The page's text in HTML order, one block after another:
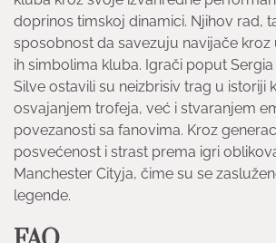
doprinos timskoj dinamici. Njihov rad,
sposobnost da savezuju navijače kroz
ih simbolima kluba. Igrači poput
Silve ostavili su neizbrisiv trag u istoriji
osvajanjem trofeja, već i stvaranjem
povezanosti sa fanovima. Kroz
posvećenost i strast prema igri
Manchester Cityja, čime su se
legende.